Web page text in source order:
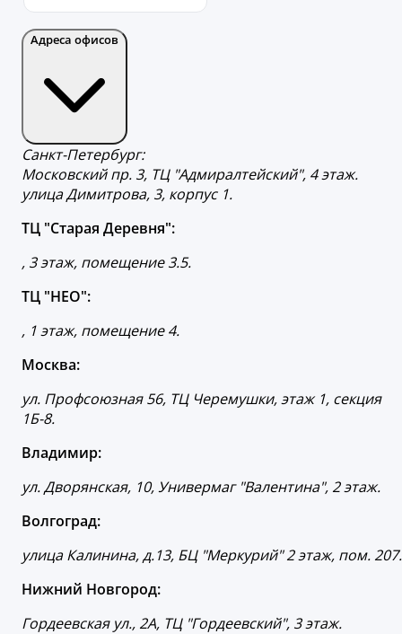
Адреса офисов
Санкт-Петербург:
Московский пр. 3, ТЦ "Адмиралтейский", 4 этаж.
улица Димитрова, 3, корпус 1.
ТЦ "Старая Деревня":
, 3 этаж, помещение 3.5.
ТЦ "НЕО":
, 1 этаж, помещение 4.
Москва:
ул. Профсоюзная 56, ТЦ Черемушки, этаж 1, секция
1Б-8.
Владимир:
ул. Дворянская, 10, Универмаг "Валентина", 2 этаж.
Волгоград:
улица Калинина, д.13, БЦ "Меркурий" 2 этаж, пом. 207.
Нижний Новгород:
Гордеевская ул., 2А, ТЦ "Гордеевский", 3 этаж.